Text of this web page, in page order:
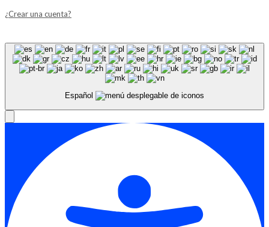
¿Crear una cuenta?
Español